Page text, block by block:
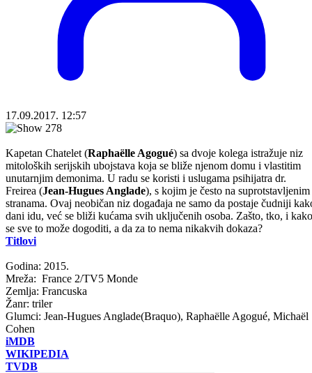
17.09.2017. 12:57
Kapetan Chatelet (Raphaëlle Agogué) sa dvoje kolega istražuje niz
mitoloških serijskih ubojstava koja se bliže njenom domu i vlastitim
unutarnjim demonima. U radu se koristi i uslugama psihijatra dr.
Freirea (Jean-Hugues Anglade), s kojim je često na suprotstavljenim
stranama. Ovaj neobičan niz događaja ne samo da postaje čudniji
dani idu, već se bliži kućama svih uključenih osoba. Zašto, tko, i kako
se sve to može dogoditi, a da za to nema nikakvih dokaza?
Titlovi
Godina: 2015.
Mreža: France 2/TV5 Monde
Zemlja: Francuska
Žanr: triler
Glumci: Jean-Hugues Anglade(Braquo), Raphaëlle Agogué, Michaël
Cohen
iMDB
WIKIPEDIA
TVDB